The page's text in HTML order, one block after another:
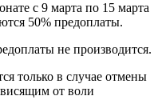
с 9 марта по 15 марта
50% предоплаты.
не производится.
только в случае отмены
от воли